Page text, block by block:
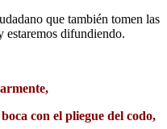
que también tomen las
estaremos difundiendo.
con el pliegue del codo,